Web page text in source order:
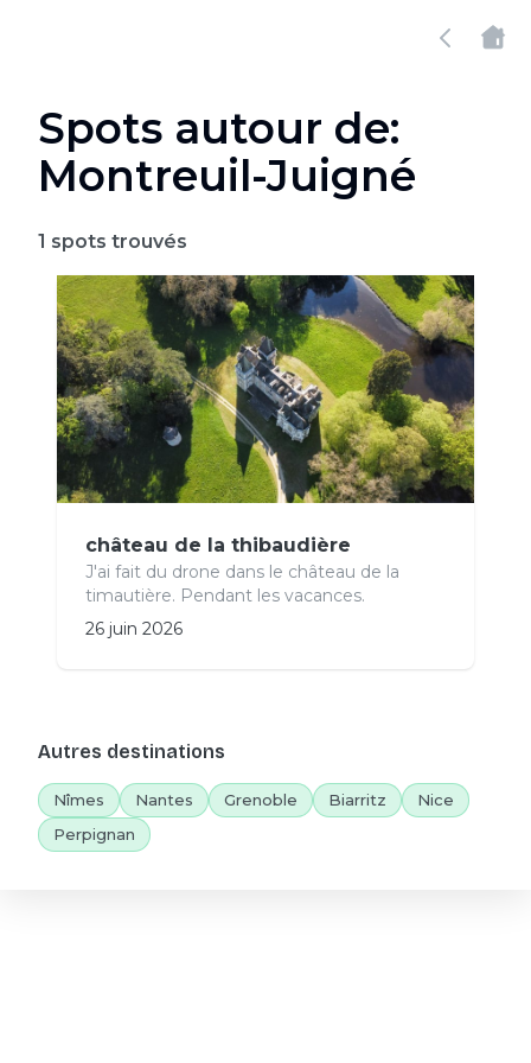
Spots autour de:
Montreuil-Juigné
1 spots trouvés
château de la thibaudière
J'ai fait du drone dans le château de la
timautière. Pendant les vacances.
26 juin 2026
Autres destinations
Nîmes Nantes Grenoble Biarritz
Nice
Perpignan